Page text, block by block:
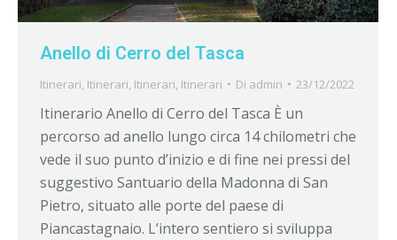
Anello di Cerro del Tasca
Itinerari, Itinerari, Itinerari, Itinerari Di admin 23/12/2022
Itinerario Anello di Cerro del Tasca È un
percorso ad anello lungo circa 14 chilometri che
vede il suo punto d’inizio e di fine nei pressi del
suggestivo Santuario della Madonna di San
Pietro, situato alle porte del paese di
Piancastagnaio. L’intero sentiero si sviluppa